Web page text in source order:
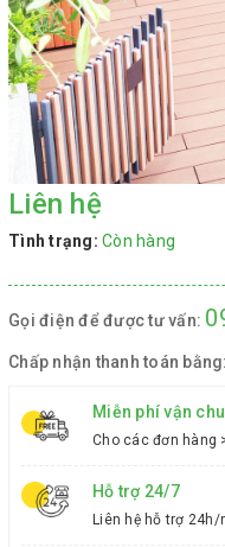
Liên hệ
Tình trạng: Còn hàng
Gọi điện để được tư vấn:
Chấp nhận thanh toán bằng:
Miễn phí vận
Cho các đơn hàng
Hỗ trợ 24/7
Liên hệ hỗ trợ 24h/